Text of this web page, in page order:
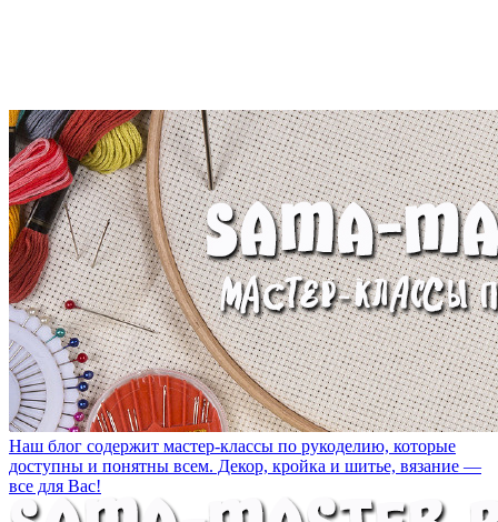
Наш блог содержит мастер-классы по рукоделию, которые
доступны и понятны всем. Декор, кройка и шитье, вязание —
все для Вас!